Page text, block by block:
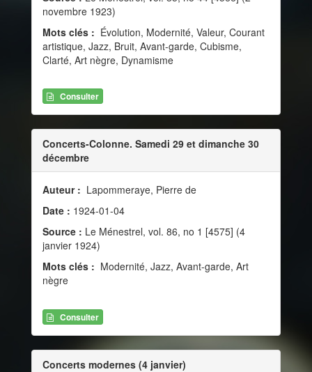
novembre 1923)
Mots clés : Évolution, Modernité, Valeur, Courant
artistique, Jazz, Bruit, Avant-garde, Cubisme,
Clarté, Art nègre, Dynamisme
Consulter
Concerts-Colonne. Samedi 29 et dimanche 30
décembre
Auteur : Lapommeraye, Pierre de
Date : 1924-01-04
Source : Le Ménestrel, vol. 86, no 1 [4575] (4
janvier 1924)
Mots clés : Modernité, Jazz, Avant-garde, Art
nègre
Consulter
Concerts modernes (4 janvier)